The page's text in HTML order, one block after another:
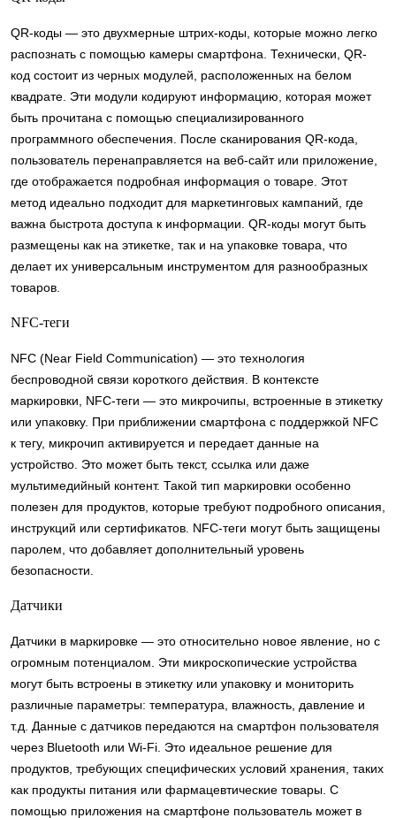
QR-коды — это двухмерные штрих-коды, которые можно легко
распознать с помощью камеры смартфона. Технически, QR-
код состоит из черных модулей, расположенных на белом
квадрате. Эти модули кодируют информацию, которая может
быть прочитана с помощью специализированного
программного обеспечения. После сканирования QR-кода,
пользователь перенаправляется на веб-сайт или приложение,
где отображается подробная информация о товаре. Этот
метод идеально подходит для маркетинговых кампаний, где
важна быстрота доступа к информации. QR-коды могут быть
размещены как на этикетке, так и на упаковке товара, что
делает их универсальным инструментом для разнообразных
товаров.
NFC-теги
NFC (Near Field Communication) — это технология
беспроводной связи короткого действия. В контексте
маркировки, NFC-теги — это микрочипы, встроенные в этикетку
или упаковку. При приближении смартфона с поддержкой NFC
к тегу, микрочип активируется и передает данные на
устройство. Это может быть текст, ссылка или даже
мультимедийный контент. Такой тип маркировки особенно
полезен для продуктов, которые требуют подробного описания,
инструкций или сертификатов. NFC-теги могут быть защищены
паролем, что добавляет дополнительный уровень
безопасности.
Датчики
Датчики в маркировке — это относительно новое явление, но с
огромным потенциалом. Эти микроскопические устройства
могут быть встроены в этикетку или упаковку и мониторить
различные параметры: температура, влажность, давление и
т.д. Данные с датчиков передаются на смартфон пользователя
через Bluetooth или Wi-Fi. Это идеальное решение для
продуктов, требующих специфических условий хранения, таких
как продукты питания или фармацевтические товары. С
помощью приложения на смартфоне пользователь может в